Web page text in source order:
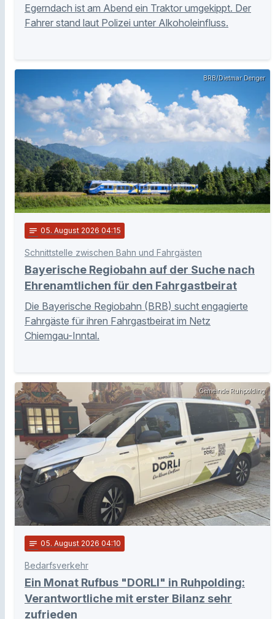
Egerndach ist am Abend ein Traktor umgekippt. Der
Fahrer stand laut Polizei unter Alkoholeinfluss.
BRB/Dietmar Denger
notes 05. August 2026 04:15
Schnittstelle zwischen Bahn und Fahrgästen
Bayerische Regiobahn auf der Suche nach
Ehrenamtlichen für den Fahrgastbeirat
Die Bayerische Regiobahn (BRB) sucht engagierte
Fahrgäste für ihren Fahrgastbeirat im Netz
Chiemgau-Inntal.
Gemeinde Ruhpolding
notes 05. August 2026 04:10
Bedarfsverkehr
Ein Monat Rufbus "DORLI" in Ruhpolding:
Verantwortliche mit erster Bilanz sehr
zufrieden